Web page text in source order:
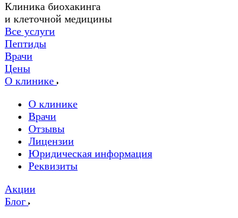
Клиника биохакинга
и клеточной медицины
Все услуги
Пептиды
Врачи
Цены
О клинике
О клинике
Врачи
Отзывы
Лицензии
Юридическая информация
Реквизиты
Акции
Блог